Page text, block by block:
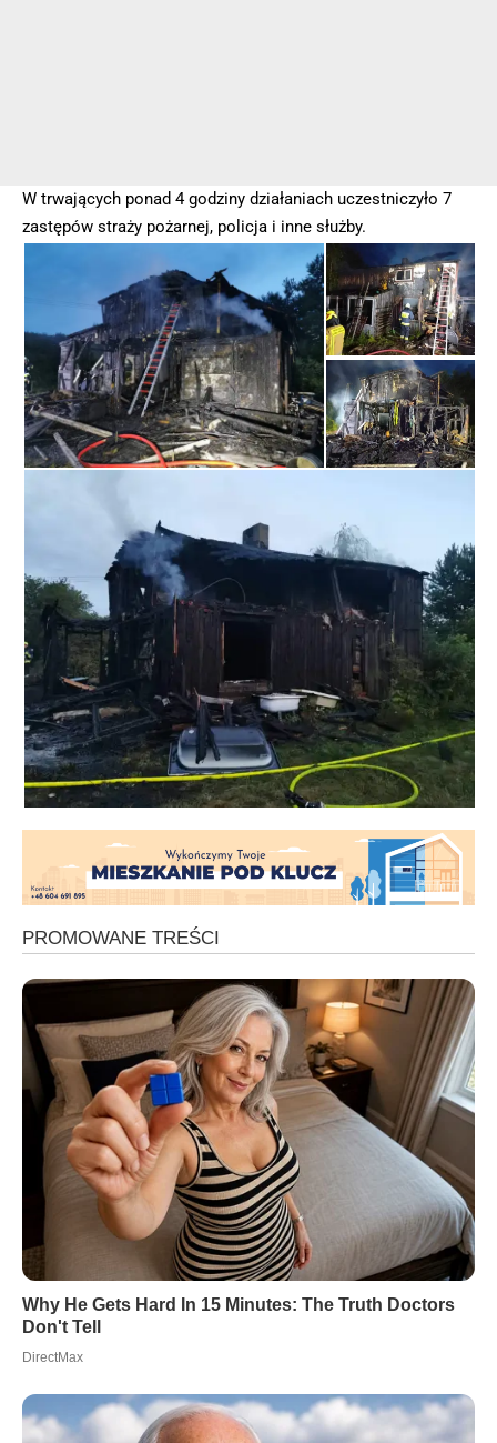
W trwających ponad 4 godziny działaniach uczestniczyło 7
zastępów straży pożarnej, policja i inne służby.